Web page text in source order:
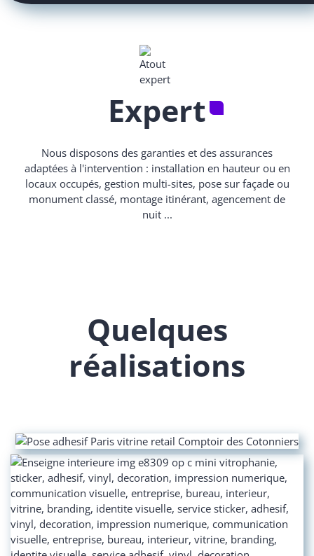
Expert
Nous disposons des garanties et des assurances
adaptées à l'intervention : installation en hauteur ou en
locaux occupés, gestion multi-sites, pose sur façade ou
monument classé, montage itinérant, agencement de
nuit ...
Quelques
réalisations